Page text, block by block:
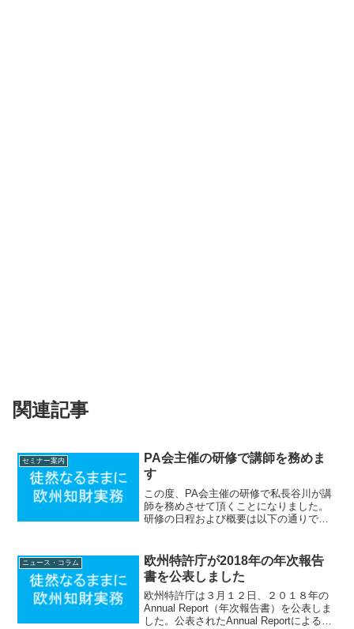
関連記事
セミナー案内
PA会主催の研修で講師を務めま
す
この度、PA会主催の研修で私長谷川が講
師を務めさせて頂くことになりました。
研修の日程および概要は以下の通りで
０１８年８月２４日（金） １８：４５
～２０：４５ ・...
ニュース・コラム
欧州特許庁が2018年の年次報告
書を公表しました
欧州特許庁は３月１２日、２０１８年の
Annual Report（年次報告書）を公表しま
した。公表されたAnnual Reportによると